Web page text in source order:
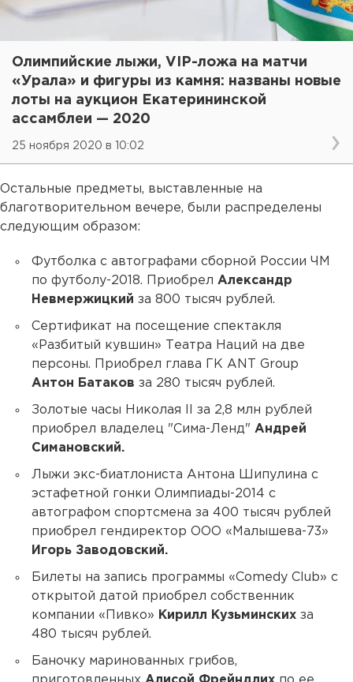
Олимпийские лыжи, VIP-ложа на матчи
«Урала» и фигуры из камня: названы новые
лоты на аукцион Екатерининской
ассамблеи — 2020
25 ноября 2020 в 10:02
Остальные предметы, выставленные на
благотворительном вечере, были распределены
следующим образом:
Футболка с автографами сборной России ЧМ
по футболу-2018. Приобрел Александр
Невмержицкий за 800 тысяч рублей.
Сертификат на посещение спектакля
«Разбитый кувшин» Театра Наций на две
персоны. Приобрел глава ГК ANT Group
Антон Батаков за 280 тысяч рублей.
Золотые часы Николая II за 2,8 млн рублей
приобрел владелец "Сима-Ленд" Андрей
Симановский.
Лыжи экс-биатлониста Антона Шипулина с
эстафетной гонки Олимпиады-2014 с
автографом спортсмена за 400 тысяч рублей
приобрел гендиректор ООО «Малышева-73»
Игорь Заводовский.
Билеты на запись программы «Comedy Club» с
открытой датой приобрел собственник
компании «Пивко» Кирилл Кузьминских за
480 тысяч рублей.
Баночку маринованных грибов,